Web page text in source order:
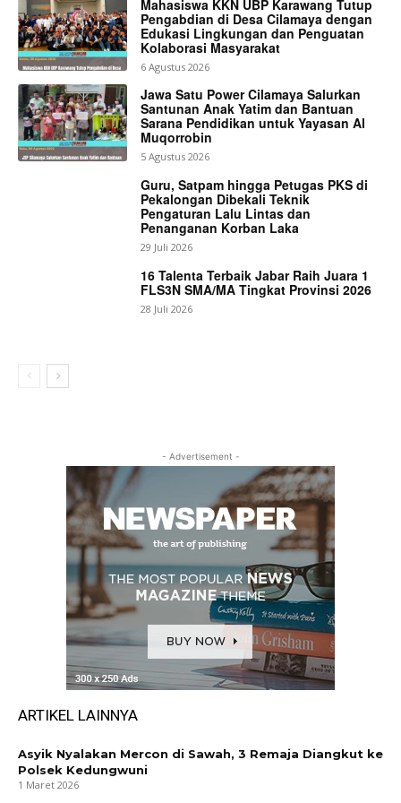
Mahasiswa KKN UBP Karawang Tutup
Pengabdian di Desa Cilamaya dengan
Edukasi Lingkungan dan Penguatan
Kolaborasi Masyarakat
6 Agustus 2026
Jawa Satu Power Cilamaya Salurkan
Santunan Anak Yatim dan Bantuan
Sarana Pendidikan untuk Yayasan Al
Muqorrobin
5 Agustus 2026
Guru, Satpam hingga Petugas PKS di
Pekalongan Dibekali Teknik
Pengaturan Lalu Lintas dan
Penanganan Korban Laka
29 Juli 2026
16 Talenta Terbaik Jabar Raih Juara 1
FLS3N SMA/MA Tingkat Provinsi 2026
28 Juli 2026
- Advertisement -
ARTIKEL LAINNYA
Asyik Nyalakan Mercon di Sawah, 3 Remaja Diangkut ke
Polsek Kedungwuni
1 Maret 2026